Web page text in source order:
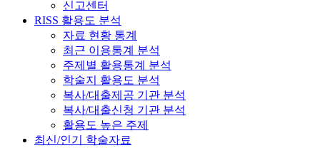
신고센터
RISS 활용도 분석
자료 현황 통계
최근 이용통계 분석
주제별 활용통계 분석
학술지 활용도 분석
복사/대출제공 기관 분석
복사/대출신청 기관 분석
활용도 높은 주제
최신/인기 학술자료